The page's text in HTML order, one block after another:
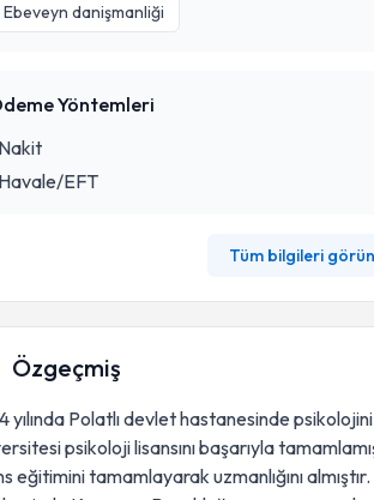
Ebeveyn danişmanliği
Yöntemleri
Nakit
Havale/EFT
Tüm bilgileri
Özgeçmiş
yılında Polatlı devlet hastanesinde
psikoloji lisansını başarıyla
eğitimini tamamlayarak uzmanlığını